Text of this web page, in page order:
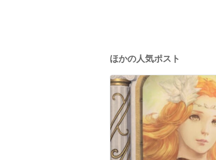
ほかの人気ポスト